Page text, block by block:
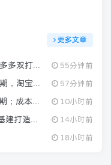
更多文章
55分钟前
57分钟前
10小时前
14小时前
18小时前